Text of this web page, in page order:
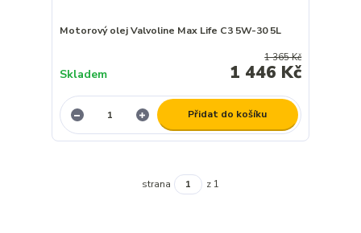
Motorový olej Valvoline Max Life C3 5W-30 5L
1 365 Kč
1 446 Kč
Skladem
Přidat do košíku
strana z 1